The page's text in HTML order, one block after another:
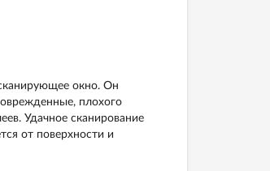
окно. Он
плохого
Удачное сканирование
от поверхности и